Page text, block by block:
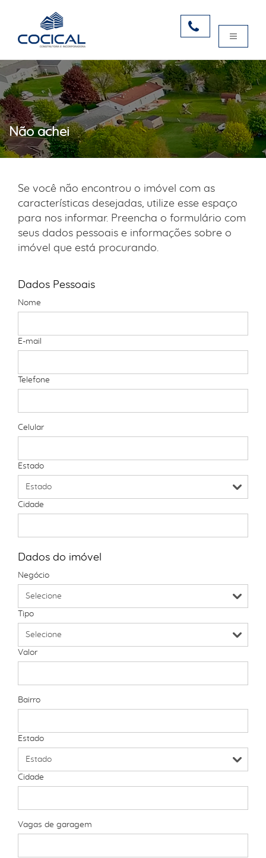
Não achei
Se você não encontrou o imóvel com as
características desejadas, utilize esse espaço
para nos informar. Preencha o formulário com
seus dados pessoais e informações sobre o
imóvel que está procurando.
Dados Pessoais
Nome
E-mail
Telefone
Celular
Estado
Cidade
Dados do imóvel
Negócio
Tipo
Valor
Bairro
Estado
Cidade
Vagas de garagem